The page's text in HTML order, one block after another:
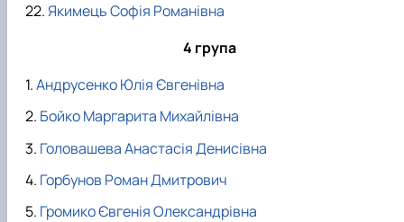
Якимець Софія Романівна
4 група
Андрусенко Юлія Євгенівна
Бойко Маргарита Михайлівна
Головашева Анастасія Денисівна
Горбунов Роман Дмитрович
Громико Євгенія Олександрівна